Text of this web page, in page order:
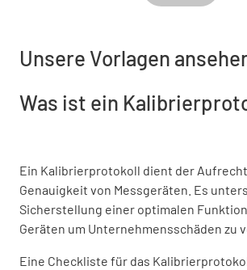
Unsere Vorlagen
Was ist ein
Ein Kalibrierprotokoll dient der
Genauigkeit von Messgeräten. Es
Sicherstellung einer optimalen
Geräten um Unternehmensschäden zu
Eine Checkliste für das